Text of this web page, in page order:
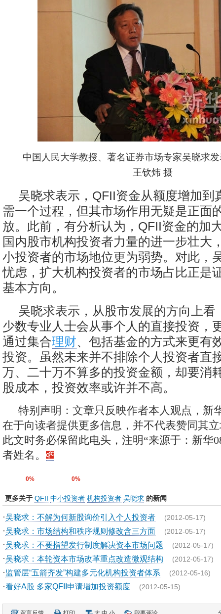
中国人民大学教授、著名证券市场专家吴晓求
王钦炜 摄
吴晓求表示，QFII资金从额度增加到
需一个过程，但其市场作用无疑是正面
放。此前，有分析认为，QFII资金的加
国内股市机构投资者力量的进一步壮大
小投资者的市场地位更为弱势。对此，
忧虑，扩大机构投资者的市场占比正是
基本方向。
吴晓求表示，从股市发展的方向上看
少数专业人士会从事个人的直接投资，
通过集合理财、包括基金的方式来更有
投资。虽然未来并不排除个人投资者直
万、二十万不算多的投资金额，却要消
股成本，投资效率或许并不高。
特别声明：文章只反映作者本人观点，新
在于向读者提供更多信息，并不代表赞同其
此文时务必保留此电头，注明“来源于：新华
者姓名。
0% 0%
更多关于 QFII 中小投资者 机构投资者 吴晓求 的新闻
·吴晓求：不解为何新股询价引入个人投资者 (2012-05-17)
·吴晓求：市场结构和秩序规则修改含三方面 (2012-05-17)
·吴晓求：不要指望发行制度解决资本市场问题 (2012-05-17)
·吴晓求：本轮资本市场改革重点改造微观结构 (2012-05-17)
·监管层“五箭齐发”构建多元化机构投资者体系 (2012-05-16)
·看好A股 多家QFII申请增加投资额度 (2012-05-15)